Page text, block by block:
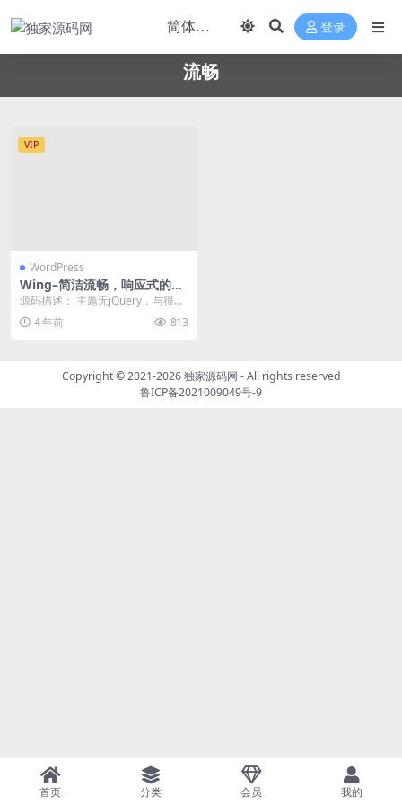
登录
流畅
VIP
WordPress
Wing–简洁流畅，响应式的W
ordPress主题
源码描述： 主题无jQuery，与很多
插件可能有各种各样地兼容问题，
如遇到兼容性...
4 年前 813
Copyright © 2021-2026独家源码网 - All rights reserved
鲁ICP备2021009049号-9
首页 分类 会员 我的